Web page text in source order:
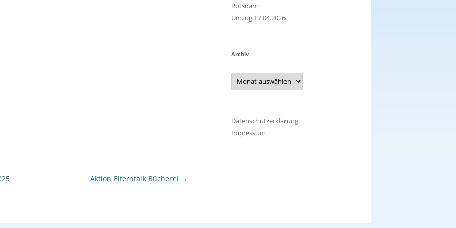
Aktion Elterntalk Bücherei →
Potsdam
Umzug 17.04.2026
Archiv
Archiv
Datenschutzerklärung
Impressum